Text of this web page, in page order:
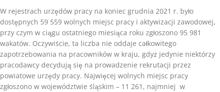
W rejestrach urzędów pracy na koniec grudnia 2021 r. było
dostępnych 59 559 wolnych miejsc pracy i aktywizacji zawodowej,
przy czym w ciągu ostatniego miesiąca roku zgłoszono 95 981
wakatów. Oczywiście, ta liczba nie oddaje całkowitego
zapotrzebowania na pracowników w kraju, gdyż jedynie niektórzy
pracodawcy decydują się na prowadzenie rekrutacji przez
powiatowe urzędy pracy. Najwięcej wolnych miejsc pracy
zgłoszono w województwie śląskim – 11 261, najmniej w